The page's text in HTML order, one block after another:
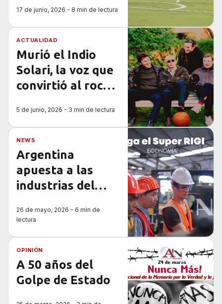
Argentina vuelve
a soñar despierta
en el Mundial
2026
17 de junio, 2026 - 8 min de lectura
ACTUALIDAD
Murió el Indio
Solari, la voz que
convirtió al rock
popular
argentino
5 de junio, 2026 - 3 min de lectura
NEWS
Argentina
apuesta a las
industrias del
Súper RIGI
26 de mayo, 2026 - 6 min de
lectura
OPINIÓN
A 50 años del
Golpe de Estado